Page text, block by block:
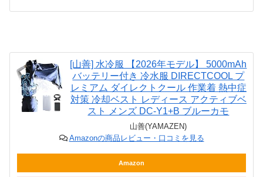
[山善] 水冷服 【2026年モデル】 5000mAh
バッテリー付き 冷水服 DIRECTCOOL プ
レミアム ダイレクトクール 作業着 熱中症
対策 冷却ベスト レディース アクティブベ
スト メンズ DC-Y1+B ブルーカモ
山善(YAMAZEN)
Amazonの商品レビュー・口コミを見る
Amazon